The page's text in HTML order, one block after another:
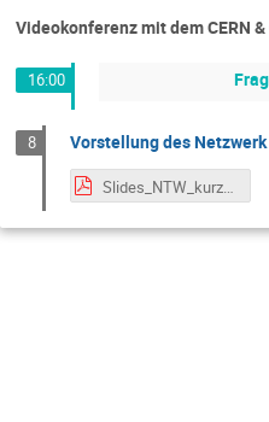
Videokonferenz mit dem CERN &
16:00
8 Vorstellung des
Slides_NTW_kurz_IMC2025.pdf